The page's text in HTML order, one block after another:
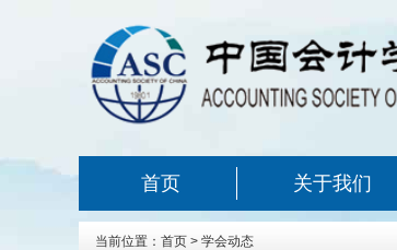
首页 关于我们
当前位置： 首页 > 学会动态